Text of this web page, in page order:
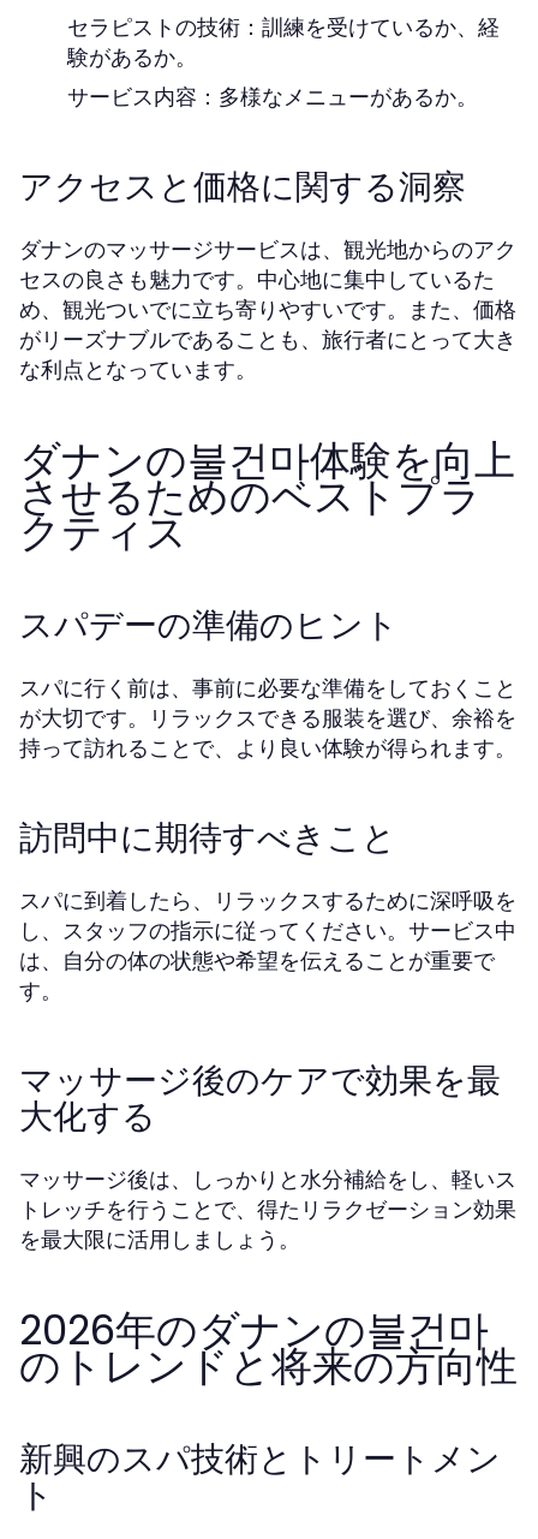
セラピストの技術：訓練を受けているか、経
験があるか。
サービス内容：多様なメニューがあるか。
アクセスと価格に関する洞察
ダナンのマッサージサービスは、観光地からのアク
セスの良さも魅力です。中心地に集中しているた
め、観光ついでに立ち寄りやすいです。また、価格
がリーズナブルであることも、旅行者にとって大き
な利点となっています。
ダナンの불건마体験を向上
させるためのベストプラ
クティス
スパデーの準備のヒント
スパに行く前は、事前に必要な準備をしておくこと
が大切です。リラックスできる服装を選び、余裕を
持って訪れることで、より良い体験が得られます。
訪問中に期待すべきこと
スパに到着したら、リラックスするために深呼吸を
し、スタッフの指示に従ってください。サービス中
は、自分の体の状態や希望を伝えることが重要で
す。
マッサージ後のケアで効果を最
大化する
マッサージ後は、しっかりと水分補給をし、軽いス
トレッチを行うことで、得たリラクゼーション効果
を最大限に活用しましょう。
2026年のダナンの불건마
のトレンドと将来の方向性
新興のスパ技術とトリートメン
ト